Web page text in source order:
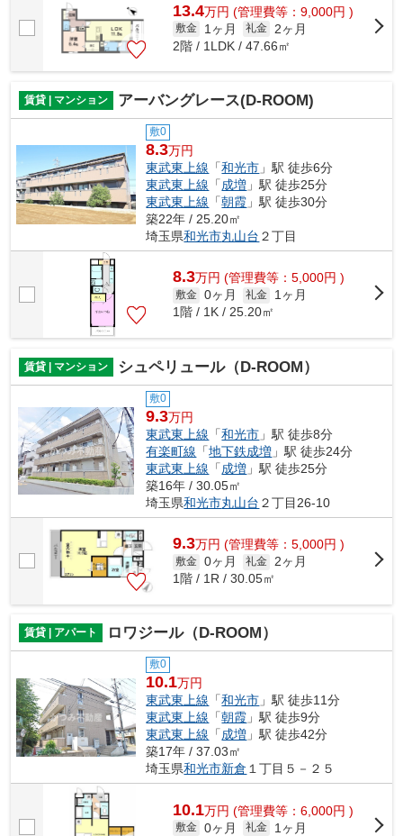
13.4万円 (管理費等：9,000円 )
敷金 1ヶ月 礼金
2ヶ月
2階 / 1LDK / 47.66㎡
賃貸 | マンション アーバングレース(D-ROOM)
敷0
8.3万円
東武東上線 「和光市 」駅 徒歩6分
東武東上線 「成増 」駅 徒歩25分
東武東上線 「朝霞 」駅 徒歩30分
築22年 / 25.20㎡
埼玉県和光市丸山台 ２丁目
8.3万円 (管理費等：5,000円 )
敷金 0ヶ月 礼金
1ヶ月
1階 / 1K / 25.20㎡
賃貸 | マンション シュペリュール（D-ROOM）
敷0
9.3万円
東武東上線 「和光市 」駅 徒歩8分
有楽町線 「地下鉄成増 」駅 徒歩24分
東武東上線 「成増 」駅 徒歩25分
築16年 / 30.05㎡
埼玉県和光市丸山台 ２丁目26-10
9.3万円 (管理費等：5,000円 )
敷金 0ヶ月 礼金
2ヶ月
1階 / 1R / 30.05㎡
賃貸 | アパート ロワジール（D-ROOM）
敷0
10.1万円
東武東上線 「和光市 」駅 徒歩11分
東武東上線 「朝霞 」駅 徒歩9分
東武東上線 「成増 」駅 徒歩42分
築17年 / 37.03㎡
埼玉県和光市新倉 １丁目５－２５
10.1万円 (管理費等：6,000円 )
敷金 0ヶ月 礼金
1ヶ月